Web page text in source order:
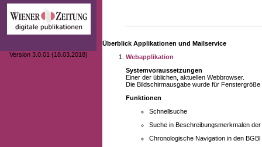
Version 3.0.01 (18.03.2018)
Überblick Applikationen und Mailservice
Webapplikation
Systemvoraussetzungen
Einer der üblichen, aktuellen Webbrowser.
Die Bildschirmausgabe wurde für
Funktionen
Schnellsuche
Suche in Beschreibungsmerkmalen
Chronologische Navigation in den BGBl